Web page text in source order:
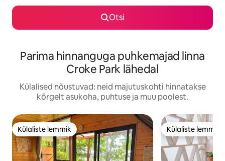
Otsi
Parima hinnanguga puhkemajad linna
Croke Park lähedal
Külalised nõustuvad: neid majutuskohti hinnatakse
kõrgelt asukoha, puhtuse ja muu poolest.
Külaliste lemmik
Külaliste lemmik Külaliste lemmik
Külaliste lemmik